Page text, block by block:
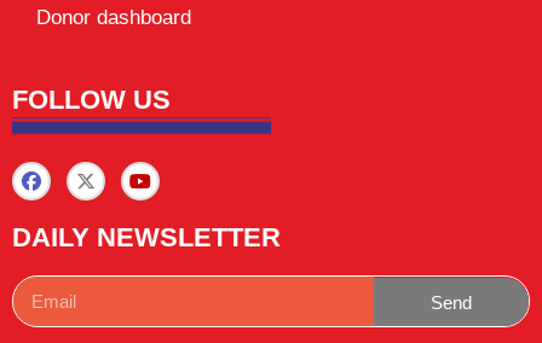
Donor dashboard
FOLLOW US
DAILY NEWSLETTER
Send